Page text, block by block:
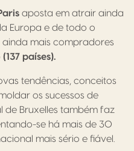
aposta em atrair ainda
Europa e de todo o
mais compradores
(137 países).
tendências, conceitos
os sucessos de
de Bruxelles também faz
se há mais de 30
mais sério e fiável.